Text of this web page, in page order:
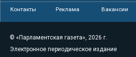
Контакты Реклама Вакансии
© «Парламентская газета», 2026 г.
Электронное периодическое издание